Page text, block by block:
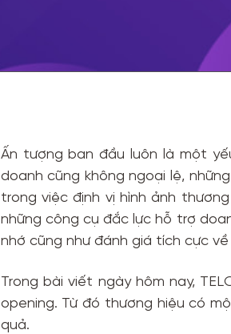
Ấn tượng ban đầu luôn là một
doanh cũng không ngoại lệ,
trong việc định vị hình ảnh
những công cụ đắc lực hỗ trợ
nhớ cũng như đánh giá tích cực
Trong bài viết ngày hôm nay,
opening. Từ đó thương hiệu có
quả.